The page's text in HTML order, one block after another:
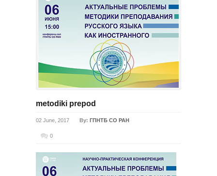
metodiki prepod
02 June, 2017 By: ГПНТБ СО РАН
0